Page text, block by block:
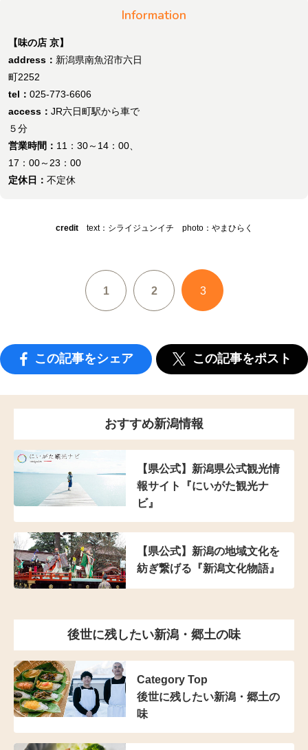
Information
【味の店 京】
address： 新潟県南魚沼市六日
町2252
tel： 025-773-6606
access： JR六日町駅から車で
５分
営業時間： 11：30～14：00、
17：00～23：00
定休日： 不定休
credittext：シライジュンイチ photo：やまひらく
1 2 3
この記事をシェア この記事をポスト
おすすめ新潟情報
【県公式】新潟県公式観光情
報サイト『にいがた観光ナ
ビ』
【県公式】新潟の地域文化を
紡ぎ繋げる『新潟文化物語』
後世に残したい新潟・郷土の味
Category Top
後世に残したい新潟・郷土の
味